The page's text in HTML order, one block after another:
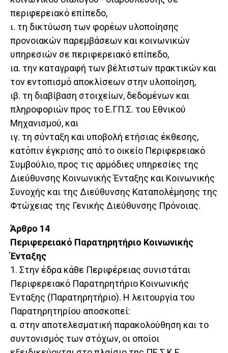
περιφερειακό επίπεδο,
ι. τη δικτύωση των φορέων υλοποίησης
προνοιακών παρεμβάσεων και κοινωνικών
υπηρεσιών σε περιφερειακό επίπεδο,
ια. την καταγραφή των βέλτιστων πρακτικών και
τον εντοπισμό αποκλίσεων στην υλοποίηση,
ιβ. τη διαβίβαση στοιχείων, δεδομένων και
πληροφοριών προς το Ε.ΓΠ.Σ. του Εθνικού
Μηχανισμού, και
ιγ. τη σύνταξη και υποβολή ετήσιας έκθεσης,
κατόπιν έγκρισης από το οικείο Περιφερειακό
Συμβούλιο, προς τις αρμόδιες υπηρεσίες της
Διεύθυνσης Κοινωνικής Ένταξης και Κοινωνικής
Συνοχής και της Διεύθυνσης Καταπολέμησης της
Φτώχειας της Γενικής Διεύθυνσης Πρόνοιας.
Άρθρο 14
Περιφερειακό Παρατηρητήριο Κοινωνικής
Ένταξης
1. Στην έδρα κάθε Περιφέρειας συνιστάται
Περιφερειακό Παρατηρητήριο Κοινωνικής
Ένταξης (Παρατηρητήριο). Η λειτουργία του
Παρατηρητηρίου αποσκοπεί:
α. στην αποτελεσματική παρακολούθηση και το
συντονισμός των στόχων, οι οποίοι